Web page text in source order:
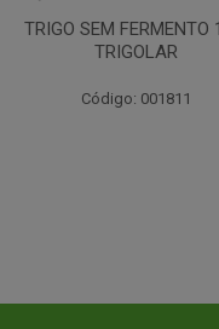
LEITE CONDENSADO
SEMIDESNATADO
Código: 046325